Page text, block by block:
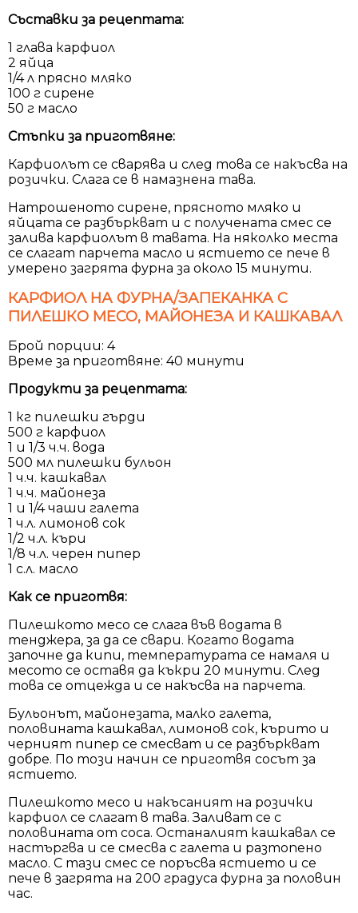
Съставки за рецептата:
1 глава карфиол
2 яйца
1/4 л прясно мляко
100 г сирене
50 г масло
Стъпки за приготвяне:
Карфиолът се сварява и след това се накъсва на
розички. Слага се в намазнена тава.
Натрошеното сирене, прясното мляко и
яйцата се разбъркват и с получената смес се
залива карфиолът в тавата. На няколко места
се слагат парчета масло и ястието се пече в
умерено загрята фурна за около 15 минути.
КАРФИОЛ НА ФУРНА/ЗАПЕКАНКА С
ПИЛЕШКО МЕСО, МАЙОНЕЗА И КАШКАВАЛ
Брой порции: 4
Време за приготвяне: 40 минути
Продукти за рецептата:
1 кг пилешки гърди
500 г карфиол
1 и 1/3 ч.ч. вода
500 мл пилешки бульон
1 ч.ч. кашкавал
1 ч.ч. майонеза
1 и 1/4 чаши галета
1 ч.л. лимонов сок
1/2 ч.л. къри
1/8 ч.л. черен пипер
1 с.л. масло
Как се приготвя:
Пилешкото месо се слага във водата в
тенджера, за да се свари. Когато водата
започне да кипи, температурата се намаля и
месото се оставя да къкри 20 минути. След
това се отцежда и се накъсва на парчета.
Бульонът, майонезата, малко галета,
половината кашкавал, лимонов сок, кърито и
черният пипер се смесват и се разбъркват
добре. По този начин се приготвя сосът за
ястието.
Пилешкото месо и накъсаният на розички
карфиол се слагат в тава. Заливат се с
половината от соса. Останалият кашкавал се
настъргва и се смесва с галета и разтопено
масло. С тази смес се поръсва ястието и се
пече в загрята на 200 градуса фурна за половин
час.